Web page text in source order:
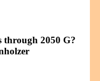
through 2050 G?